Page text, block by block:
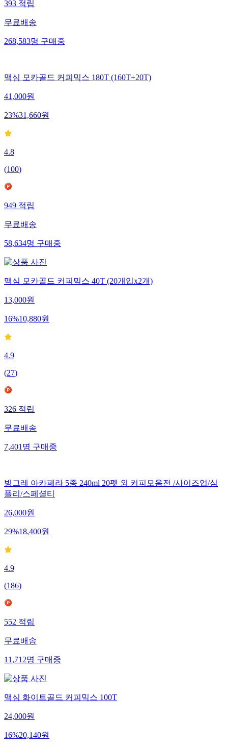
393적립
무료배송
268,583명구매중
맥심 모카골드 커피믹스 180T (160T+20T)
41,000원
23%31,660원
4.8
(100)
949적립
무료배송
58,634명구매중
맥심 모카골드 커피믹스 40T (20개입x2개)
13,000원
16%10,880원
4.9
(27)
326적립
무료배송
7,401명구매중
빙그레 아카페라 5종 240ml 20펫 외 커피모음전 /사이즈업/심
플리/스페셜티
26,000원
29%18,400원
4.9
(186)
552적립
무료배송
11,712명구매중
맥심 화이트골드 커피믹스 100T
24,000원
16%20,140원